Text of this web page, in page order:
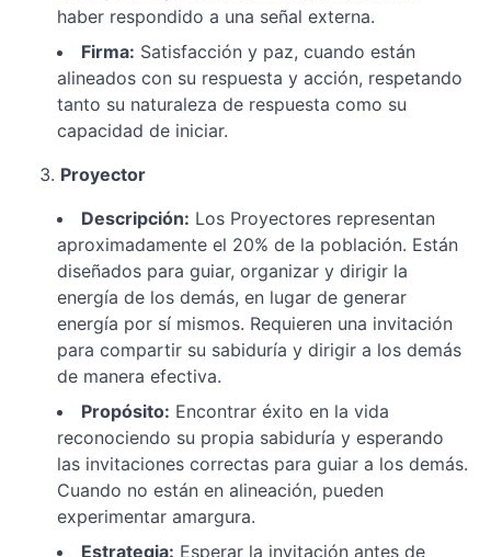
Diseño
Claves para
Desbloquear
tu Energía y
Potencial
Canales en
el Diseño
Flujos de
Energía y
Conexiones
Claves
Integrando
Diseño
Diaria
haber respondido a una señal externa.
Firma: Satisfacción y paz, cuando están
alineados con su respuesta y acción, respetando
tanto su naturaleza de respuesta como su
capacidad de iniciar.
Proyector
Descripción: Los Proyectores representan
aproximadamente el 20% de la población. Están
diseñados para guiar, organizar y dirigir la
energía de los demás, en lugar de generar
energía por sí mismos. Requieren una invitación
para compartir su sabiduría y dirigir a los demás
de manera efectiva.
Propósito: Encontrar éxito en la vida
reconociendo su propia sabiduría y esperando
las invitaciones correctas para guiar a los demás.
Cuando no están en alineación, pueden
experimentar amargura.
Estrategia: Esperar la invitación antes de